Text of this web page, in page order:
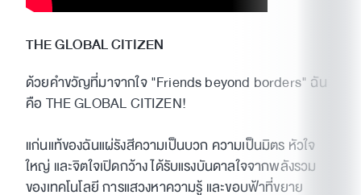
THE GLOBAL CITIZEN
ด้วยคำขวัญที่มาจากใจ "Friends beyond borders" ฉัน
คือ THE GLOBAL CITIZEN!
แก่นแท้ของฉันแผ่รังสีความเป็นบวก ความเป็นมิตร หัวใจ
ใหญ่ และจิตใจเปิดกว้าง ได้รับแรงบันดาลใจจากพลังรวม
ของเทคโนโลยี การแสวงหาความรู้ และขอบฟ้าที่ขยาย